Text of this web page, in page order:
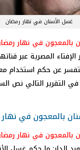
غسل الأسنان في نهار رمضان
بالمعجون في نهار
المصرية عبر
عن حكم استخدام
التقرير التالي نص
بالمعجون في
بالمعجون في نهار